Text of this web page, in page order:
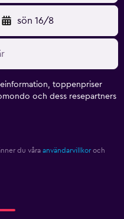
sön 16/8
toppenpriser
och dess resepartners
du våra användarvillkor och